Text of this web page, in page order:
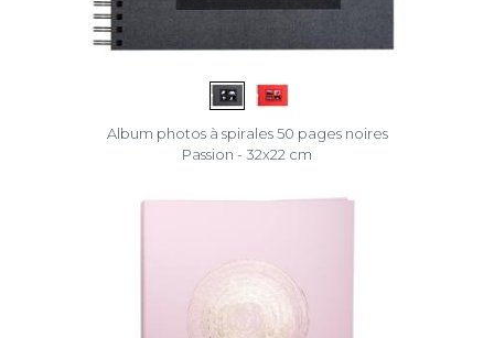
Album photos à spirales 50 pages noires
Passion - 32x22 cm